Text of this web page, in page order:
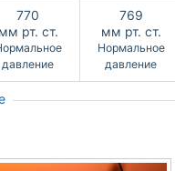
770
мм рт. ст.
давление
769
мм рт. ст.
Нормальное
давление